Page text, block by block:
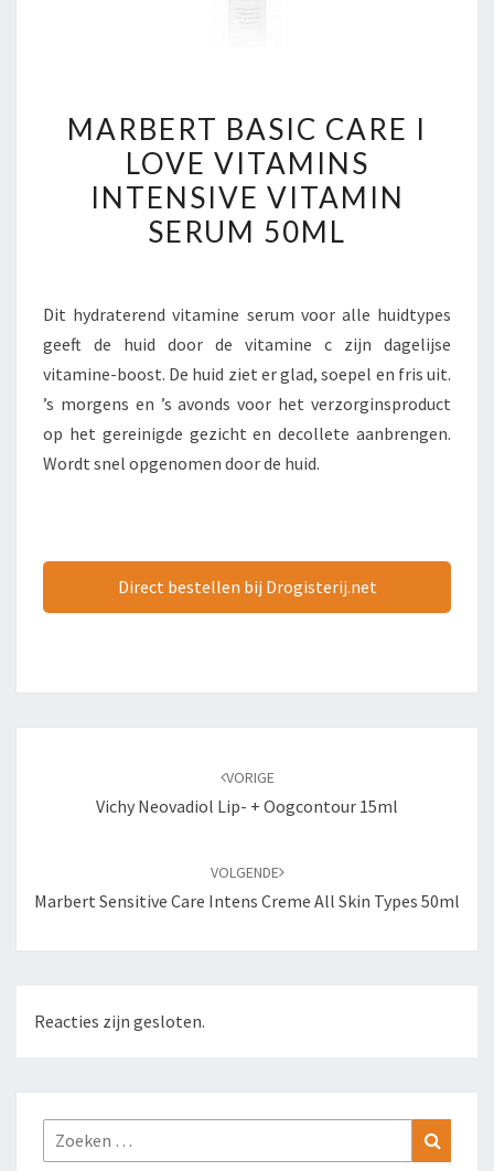
BASIC
CARE
I
LOVE
VITAMIN
SERUM
50ML
MARBERT BASIC CARE I
LOVE VITAMINS
INTENSIVE VITAMIN
SERUM 50ML
Dit hydraterend vitamine serum voor alle huidtypes
geeft de huid door de vitamine c zijn dagelijse
vitamine-boost. De huid ziet er glad, soepel en fris uit.
’s morgens en ’s avonds voor het verzorginsproduct
op het gereinigde gezicht en decollete aanbrengen.
Wordt snel opgenomen door de huid.
Direct bestellen bij Drogisterij.net
VORIGE
Vichy Neovadiol Lip- + Oogcontour 15ml
VOLGENDE
Marbert Sensitive Care Intens Creme All Skin Types 50ml
Reacties zijn gesloten.
Zoeken
naar: